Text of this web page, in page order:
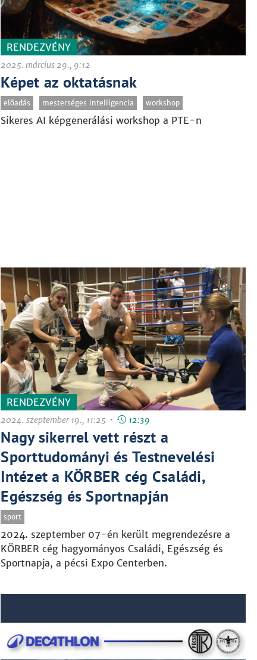
RENDEZVÉNY
2025. március 29., 9:12
Képet az oktatásnak
előadás mesterséges intelligencia workshop
Sikeres AI képgenerálási workshop a PTE-n
RENDEZVÉNY
2024. szeptember 19., 11:25 • 12:39
Nagy sikerrel vett részt a
Sporttudományi és Testnevelési
Intézet a KÖRBER cég Családi,
Egészség és Sportnapján
sport
2024. szeptember 07-én került megrendezésre a
KÖRBER cég hagyományos Családi, Egészség és
Sportnapja, a pécsi Expo Centerben.